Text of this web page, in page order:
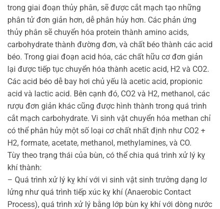
trong giai đoạn thủy phân, sẽ được cắt mạch tạo những
phân tử đơn giản hơn, dễ phân hủy hơn. Các phản ứng
thủy phân sẽ chuyển hóa protein thành amino acids,
carbohydrate thành đường đơn, và chất béo thành các acid
béo. Trong giai đoạn acid hóa, các chất hữu cơ đơn giản
lại được tiếp tục chuyển hóa thành acetic acid, H2 và CO2.
Các acid béo dễ bay hơi chủ yếu là acetic acid, propionic
acid và lactic acid. Bên cạnh đó, CO2 và H2, methanol, các
rượu đơn giản khác cũng được hình thành trong quá trình
cắt mạch carbohydrate. Vi sinh vật chuyển hóa methan chỉ
có thể phân hủy một số loại cơ chất nhất định như CO2 +
H2, formate, acetate, methanol, methylamines, và CO.
Tùy theo trạng thái của bùn, có thể chia quá trình xử lý kỵ
khí thành:
– Quá trình xử lý kỵ khí với vi sinh vật sinh trưởng dạng lơ
lửng như quá trình tiếp xúc kỵ khí (Anaerobic Contact
Process), quá trình xử lý bằng lớp bùn kỵ khí với dòng nước